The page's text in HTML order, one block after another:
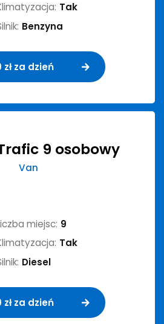
Tak
Benzyna
za dzień
9 osobowy
Van
miejsc: 9
Tak
Diesel
za dzień